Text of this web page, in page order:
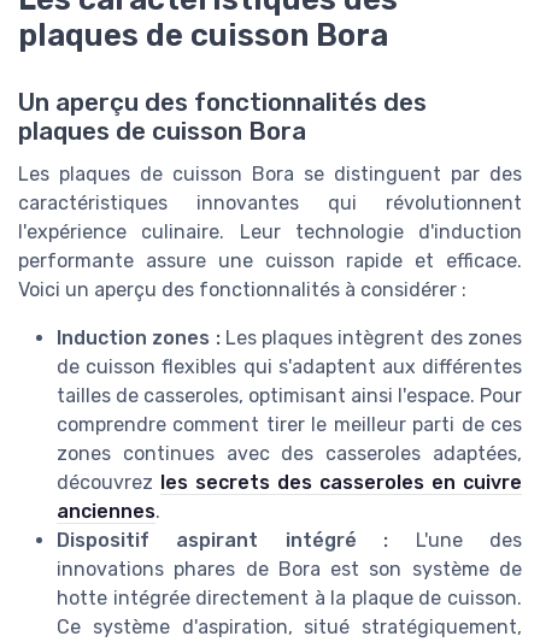
plaques de cuisson Bora
Un aperçu des fonctionnalités des
plaques de cuisson Bora
Les plaques de cuisson Bora se distinguent par des
caractéristiques innovantes qui révolutionnent
l'expérience culinaire. Leur technologie d'induction
performante assure une cuisson rapide et efficace.
Voici un aperçu des fonctionnalités à considérer :
Induction zones :Les plaques intègrent des zones
de cuisson flexibles qui s'adaptent aux différentes
tailles de casseroles, optimisant ainsi l'espace. Pour
comprendre comment tirer le meilleur parti de ces
zones continues avec des casseroles adaptées,
découvrez
les secrets des casseroles en cuivre
anciennes.
Dispositif aspirant intégré : L'une des
innovations phares de Bora est son système de
hotte intégrée directement à la plaque de cuisson.
Ce système d'aspiration, situé stratégiquement,